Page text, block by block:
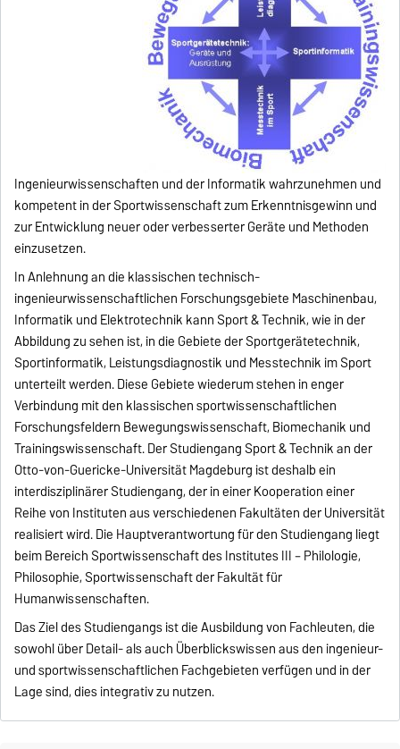
Ingenieurwissenschaften und der Informatik wahrzunehmen und
kompetent in der Sportwissenschaft zum Erkenntnisgewinn und
zur Entwicklung neuer oder verbesserter Geräte und Methoden
einzusetzen.
In Anlehnung an die klassischen technisch-
ingenieurwissenschaftlichen Forschungsgebiete Maschinenbau,
Informatik und Elektrotechnik kann Sport & Technik, wie in der
Abbildung zu sehen ist, in die Gebiete der Sportgerätetechnik,
Sportinformatik, Leistungsdiagnostik und Messtechnik im Sport
unterteilt werden. Diese Gebiete wiederum stehen in enger
Verbindung mit den klassischen sportwissenschaftlichen
Forschungsfeldern Bewegungswissenschaft, Biomechanik und
Trainingswissenschaft. Der Studiengang Sport & Technik an der
Otto-von-Guericke-Universität Magdeburg ist deshalb ein
interdisziplinärer Studiengang, der in einer Kooperation einer
Reihe von Instituten aus verschiedenen Fakultäten der Universität
realisiert wird. Die Hauptverantwortung für den Studiengang liegt
beim Bereich Sportwissenschaft des Institutes III – Philologie,
Philosophie, Sportwissenschaft der Fakultät für
Humanwissenschaften.
Das Ziel des Studiengangs ist die Ausbildung von Fachleuten, die
sowohl über Detail- als auch Überblickswissen aus den ingenieur-
und sportwissenschaftlichen Fachgebieten verfügen und in der
Lage sind, dies integrativ zu nutzen.